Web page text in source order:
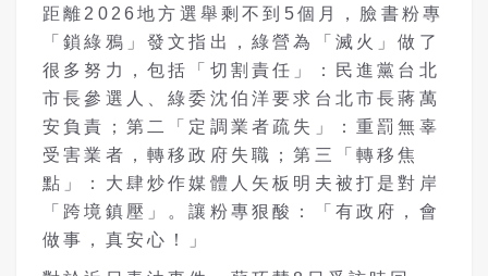
距離2026地方選舉剩不到5個月，臉書粉專
「鎖綠鴉」發文指出，綠營為「滅火」做了
很多努力，包括「切割責任」：民進黨台北
市長參選人、綠委沈伯洋要求台北市長蔣萬
安負責；第二「定調業者疏失」：重罰無辜
受害業者，轉移政府失職；第三「轉移焦
點」：大肆炒作媒體人矢板明夫被打是對岸
「跨境鎮壓」。讓粉專狠酸：「有政府，會
做事，真安心！」